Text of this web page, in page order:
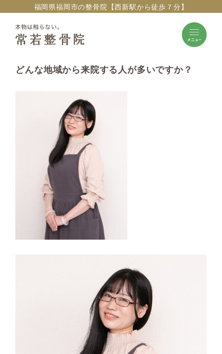
福岡県福岡市の整骨院【西新駅から徒歩７分】
どんな地域から来院する人が多いですか？